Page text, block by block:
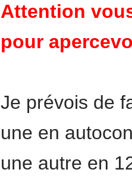
Attention
pour
Je prévois de
une en
une autre en